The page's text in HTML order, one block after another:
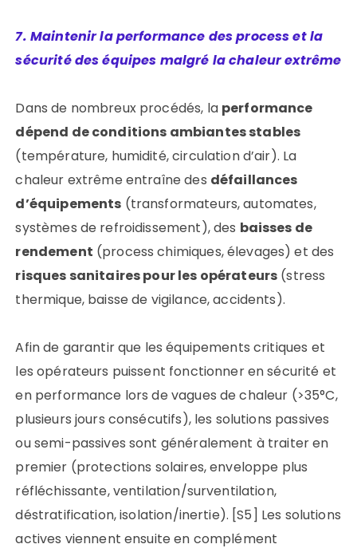
7. Maintenir la performance des process et la
sécurité des équipes malgré la chaleur extrême
Dans de nombreux procédés, la performance
dépend de conditions ambiantes stables
(température, humidité, circulation d’air). La
chaleur extrême entraîne des défaillances
d’équipements (transformateurs, automates,
systèmes de refroidissement), des baisses de
rendement (process chimiques, élevages) et des
risques sanitaires pour les opérateurs (stress
thermique, baisse de vigilance, accidents).
Afin de garantir que les équipements critiques et
les opérateurs puissent fonctionner en sécurité et
en performance lors de vagues de chaleur (>35°C,
plusieurs jours consécutifs), les solutions passives
ou semi-passives sont généralement à traiter en
premier (protections solaires, enveloppe plus
réfléchissante, ventilation/surventilation,
déstratification, isolation/inertie). [S5] Les solutions
actives viennent ensuite en complément